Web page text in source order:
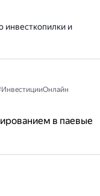
инвесткопилки и
в паевые